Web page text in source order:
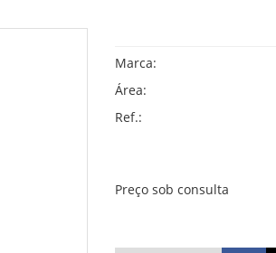
Marca:
Área:
Ref.:
Preço sob consulta